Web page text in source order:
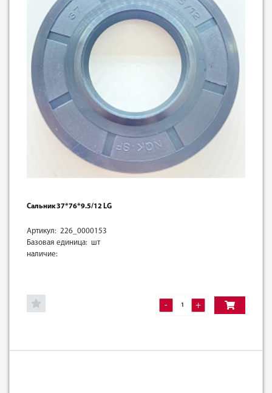
Сальник 37*76*9.5/12 LG
Артикул: 226_0000153
Базовая единица: шт
наличие:
- +